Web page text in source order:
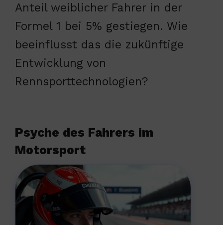
Anteil weiblicher Fahrer in der
Formel 1 bei 5% gestiegen. Wie
beeinflusst das die zukünftige
Entwicklung von
Rennsporttechnologien?
Psyche des Fahrers im
Motorsport